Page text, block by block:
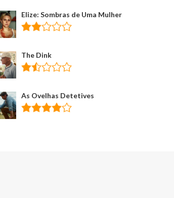
Elize: Sombras de Uma Mulher
The Dink
As Ovelhas Detetives